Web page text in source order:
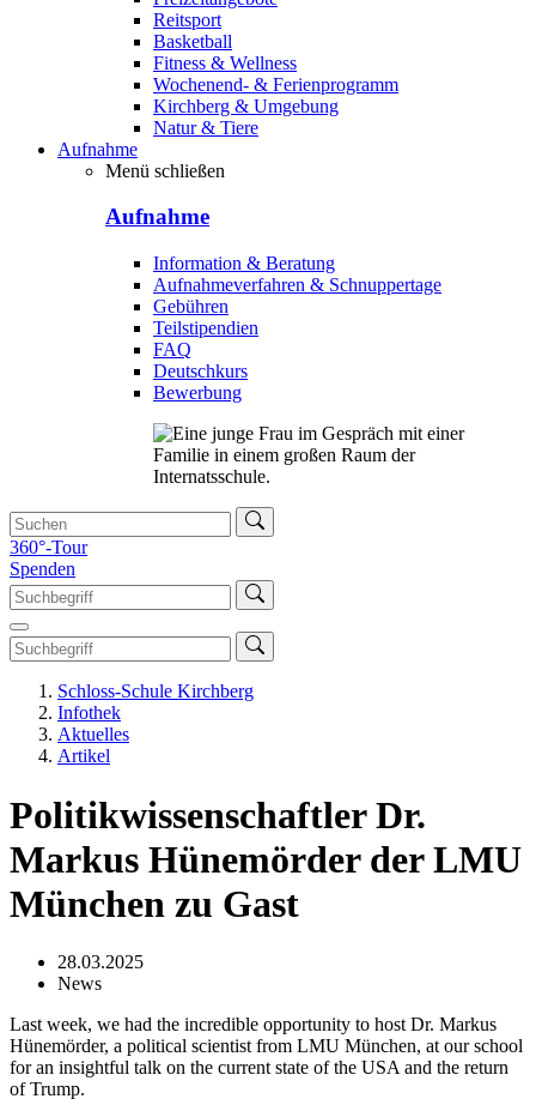
Reitsport
Basketball
Fitness & Wellness
Wochenend- & Ferienprogramm
Kirchberg & Umgebung
Natur & Tiere
Aufnahme
Menü schließen
Aufnahme
Information & Beratung
Aufnahmeverfahren & Schnuppertage
Gebühren
Teilstipendien
FAQ
Deutschkurs
Bewerbung
360°-Tour
Spenden
Schloss-Schule Kirchberg
Infothek
Aktuelles
Artikel
Politikwissenschaftler Dr.
Markus Hünemörder der LMU
München zu Gast
28.03.2025
News
Last week, we had the incredible opportunity to host Dr. Markus
Hünemörder, a political scientist from LMU München, at our school
for an insightful talk on the current state of the USA and the return
of Trump.